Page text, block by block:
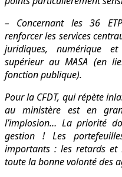
– Concernant les 36
renforcer les services
juridiques, numérique
supérieur au MASA (en
fonction publique).
Pour la CFDT, qui répète
au ministère est en
l’implosion… La priorité
gestion ! Les
importants : les retards et
toute la bonne volonté des